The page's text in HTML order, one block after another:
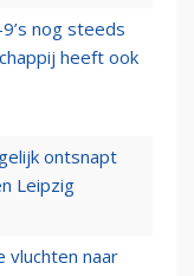
nog steeds
heeft ook
ontsnapt
Leipzig
vluchten naar